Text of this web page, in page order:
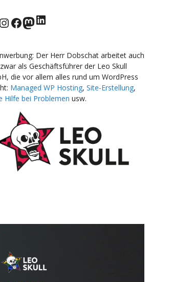
Facebook
wp-punks.social
LinkedIn
Der Herr Dobschat arbeitet auch
als Geschäftsführer der Leo Skull
die vor allem alles rund um WordPress
Managed WP Hosting, Site-Erstellung,
Hilfe bei Problemen usw.